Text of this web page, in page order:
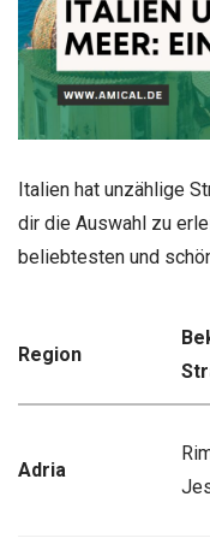
Italien hat unzählige
dir die Auswahl zu
beliebtesten und
Region
Adria